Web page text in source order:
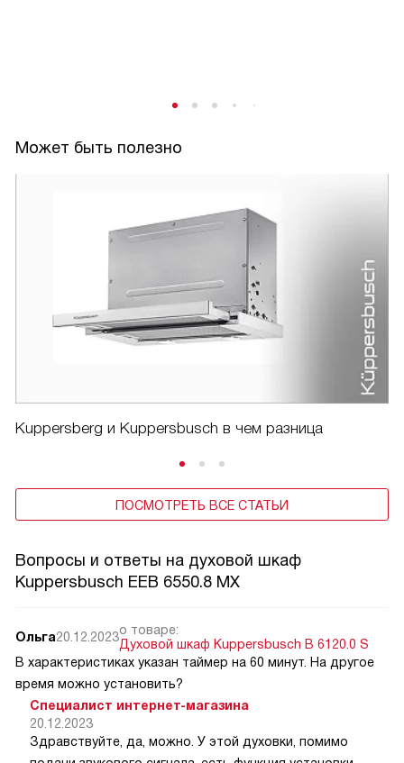
Может быть полезно
Kuppersberg и Kuppersbusch в чем разница
ПОСМОТРЕТЬ ВСЕ СТАТЬИ
Вопросы и ответы на духовой шкаф
Kuppersbusch EEB 6550.8 MX
Ольга20.12.2023о товаре:
Духовой шкаф Kuppersbusch B 6120.0 S
В характеристиках указан таймер на 60 минут. На другое
время можно установить?
Специалист интернет-магазина
20.12.2023
Здравствуйте, да, можно. У этой духовки, помимо